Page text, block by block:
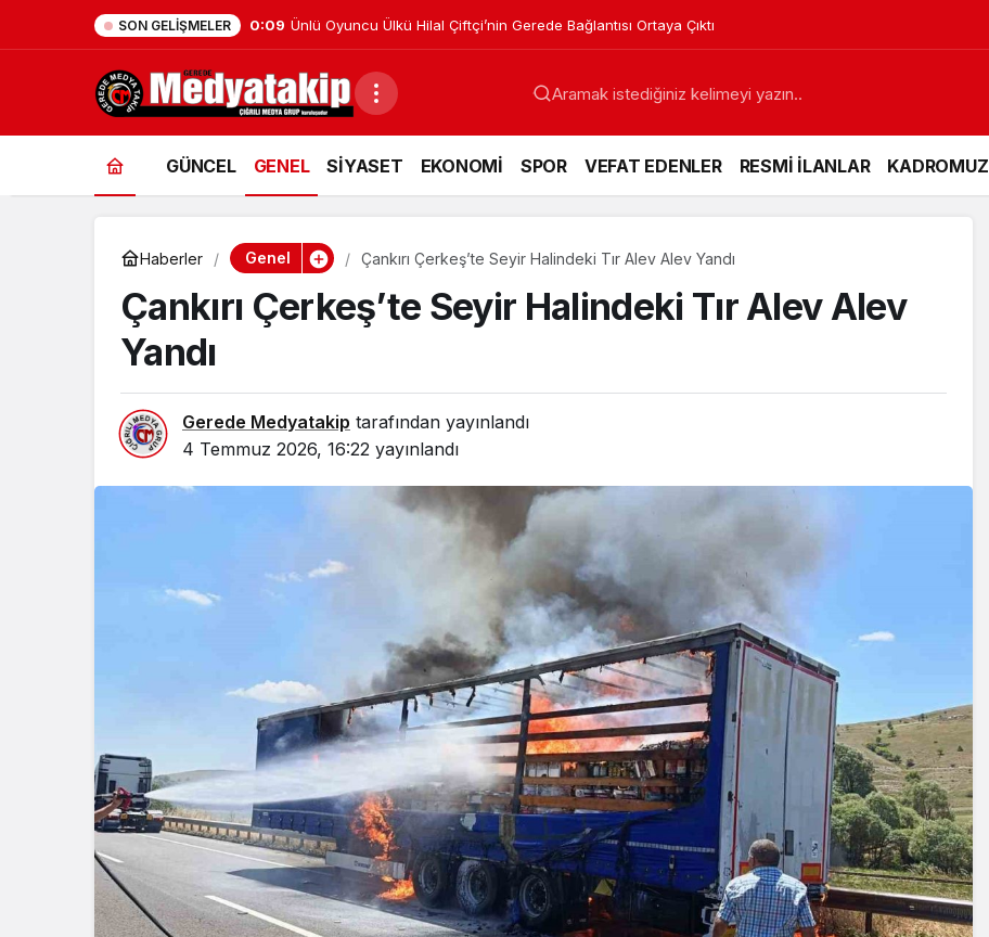
SON GELIŞMELER 0:09 Ünlü Oyuncu Ülkü Hilal Çiftçi’nin Gerede Bağlantısı Ortaya Çıktı
GÜNCEL GENEL SİYASET EKONOMİ SPOR VEFAT EDENLER RESMİ İLANLAR KADROMUZ
Haberler Genel Çankırı Çerkeş’te Seyir Halindeki Tır Alev Alev Yandı
Çankırı Çerkeş’te Seyir Halindeki Tır Alev Alev
Yandı
Gerede Medyatakip tarafından yayınlandı
4 Temmuz 2026, 16:22 yayınlandı
Gerede-Bolu Yolunda
Kaza: 1 Ölü, 2 Yaralı
Ünlü Oyuncu Ülkü Hilal
Çiftçi’nin Gerede
Bağlantısı Ortaya Çıktı